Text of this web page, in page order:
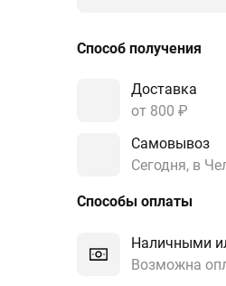
Способ получения
Доставка
от 800 ₽
Самовывоз
Сегодня, в
Способы оплаты
Наличными
Возможна